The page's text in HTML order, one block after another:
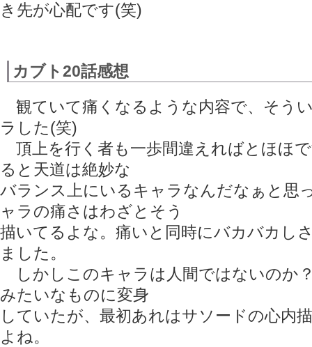
き先が心配です(笑)
カブト20話感想
観ていて痛くなるような内容で、そう
ラした(笑)
頂上を行く者も一歩間違えればとほほ
ると天道は絶妙な
バランス上にいるキャラなんだなぁと思
ャラの痛さはわざとそう
描いてるよな。痛いと同時にバカバカし
ました。
しかしこのキャラは人間ではないのか
みたいなものに変身
していたが、最初あれはサソードの心内
よね。